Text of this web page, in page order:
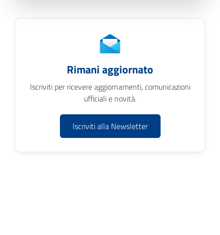
Rimani aggiornato
Iscriviti per ricevere aggiornamenti, comunicazioni
ufficiali e novità.
Iscriviti alla Newsletter